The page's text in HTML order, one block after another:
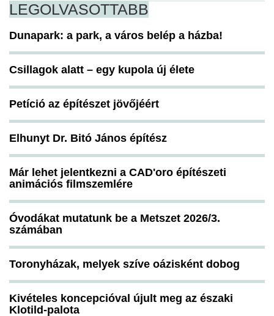
LEGOLVASOTTABB
Dunapark: a park, a város belép a házba!
Csillagok alatt – egy kupola új élete
Petíció az építészet jövőjéért
Elhunyt Dr. Bitó János építész
Már lehet jelentkezni a CAD'oro építészeti
animációs filmszemlére
Óvodákat mutatunk be a Metszet 2026/3.
számában
Toronyházak, melyek szíve oázisként dobog
Kivételes koncepcióval újult meg az északi
Klotild-palota